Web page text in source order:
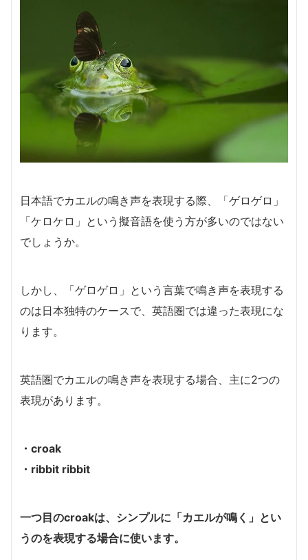
日本語でカエルの鳴き声を表現する際、「ゲロゲロ」
「ケロケロ」という擬音語を使う方が多いのではない
でしょうか。
しかし、「ゲロゲロ」という言葉で鳴き声を表現する
のは日本独特のケースで、英語圏では違った表現にな
ります。
英語圏でカエルの鳴き声を表現する場合、主に2つの
表現があります。
・croak
・ribbit ribbit
一つ目のcroakは、シンプルに「カエルが鳴く」とい
うのを表現する場合に使います。